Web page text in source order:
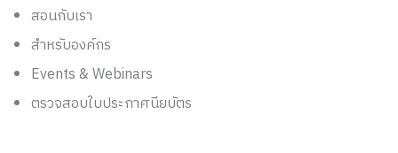
สอนกับเรา
สำหรับองค์กร
Events & Webinars
ตรวจสอบใบประกาศนียบัตร